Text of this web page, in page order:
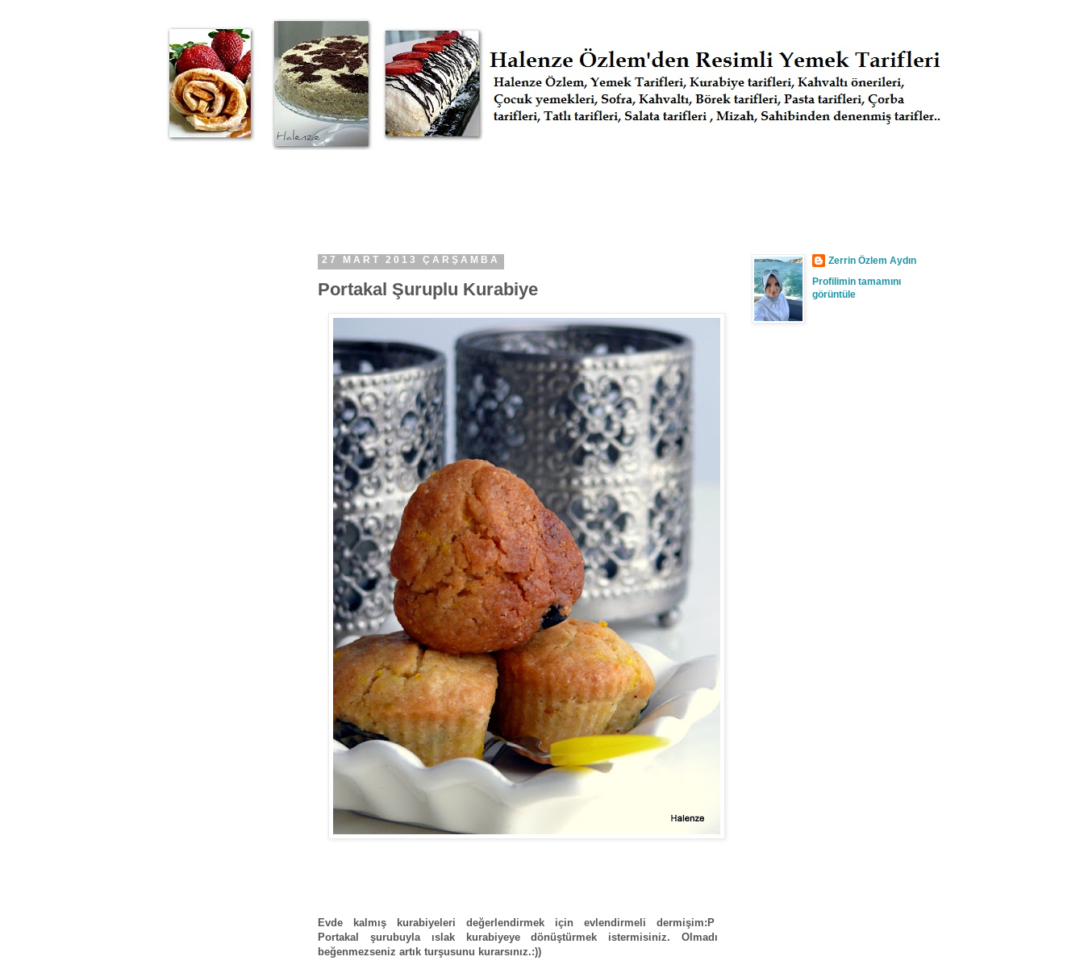
27 MART 2013 ÇARŞAMBA
Portakal Şuruplu Kurabiye
Evde kalmış kurabiyeleri değerlendirmek için evlendirmeli dermişim:P
Portakal şurubuyla ıslak kurabiyeye dönüştürmek istermisiniz. Olmadı
beğenmezseniz artık turşusunu kurarsınız.:))
Zerrin Özlem Aydın
Profilimin tamamını
görüntüle